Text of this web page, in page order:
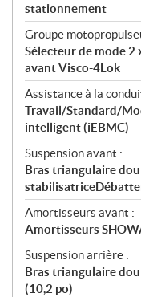
stationnement
Groupe
Sélecteur de mode 2
avant Visco-4Lok
Assistance à la
Travail/Standard/
intelligent (iEBMC)
Suspension avant :
Bras triangulaire
Amortisseurs avant :
Amortisseurs
Suspension arrière :
Bras triangulaire
(10,2 po)